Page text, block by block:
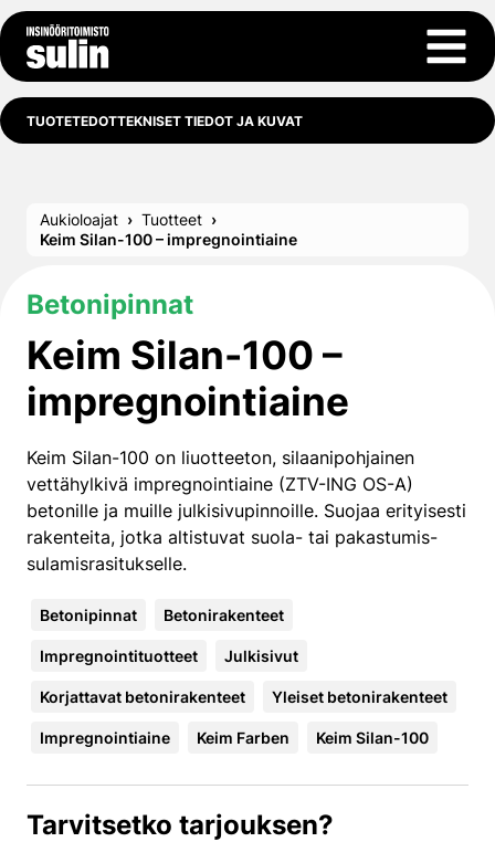
Siirry sisältöön
Avaa
TUOTETEDOTTEKNISET TIEDOT JA KUVAT
Aukioloajat
Tuotteet
Keim Silan-100 – impregnointiaine
Betonipinnat
Keim Silan-100 –
impregnointiaine
Keim Silan-100 on liuotteeton, silaanipohjainen
vettähylkivä impregnointiaine (ZTV-ING OS-A)
betonille ja muille julkisivupinnoille. Suojaa erityisesti
rakenteita, jotka altistuvat suola- tai pakastumis-
sulamisrasitukselle.
Betonipinnat Betonirakenteet
Impregnointituotteet Julkisivut
Korjattavat betonirakenteet Yleiset betonirakenteet
Impregnointiaine Keim Farben Keim Silan-100
Tarvitsetko tarjouksen?